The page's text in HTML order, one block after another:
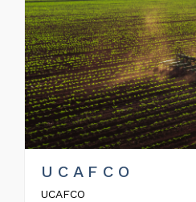
U C A F C O
UCAFCO